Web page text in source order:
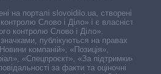
на порталі slovoidilo.ua, створені ГО
Слово і Діло» і є власністю
контролю Слово і Діло».
значками, публікуються на правах
компаній», «Позиція»,
«Спецпроєкт», «За підтримки».
за факти та оціночні